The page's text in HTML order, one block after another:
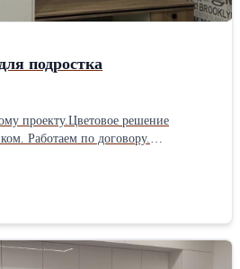
подростка
проекту.Цветовое решение
Работаем по договору.
Гарантия. Кредит и рассрочка.
#моевремямебель